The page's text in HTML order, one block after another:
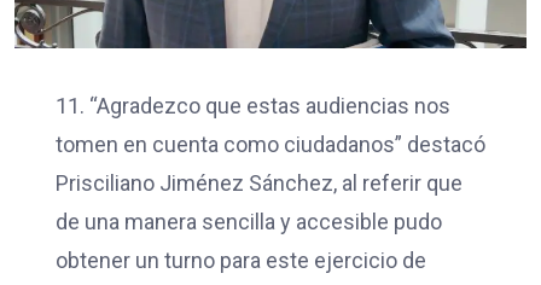
11. “Agradezco que estas audiencias nos
tomen en cuenta como ciudadanos” destacó
Prisciliano Jiménez Sánchez, al referir que
de una manera sencilla y accesible pudo
obtener un turno para este ejercicio de